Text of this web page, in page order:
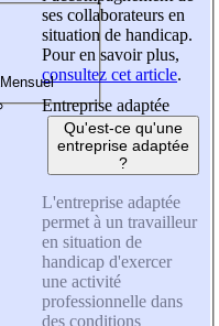
ses collaborateurs en
situation de handicap.
Pour en savoir plus,
consultez cet article.
Entreprise adaptée
Qu'est-ce qu'une
entreprise adaptée
?
L'entreprise adaptée
permet à un travailleur
en situation de
handicap d'exercer
une activité
professionnelle dans
des conditions